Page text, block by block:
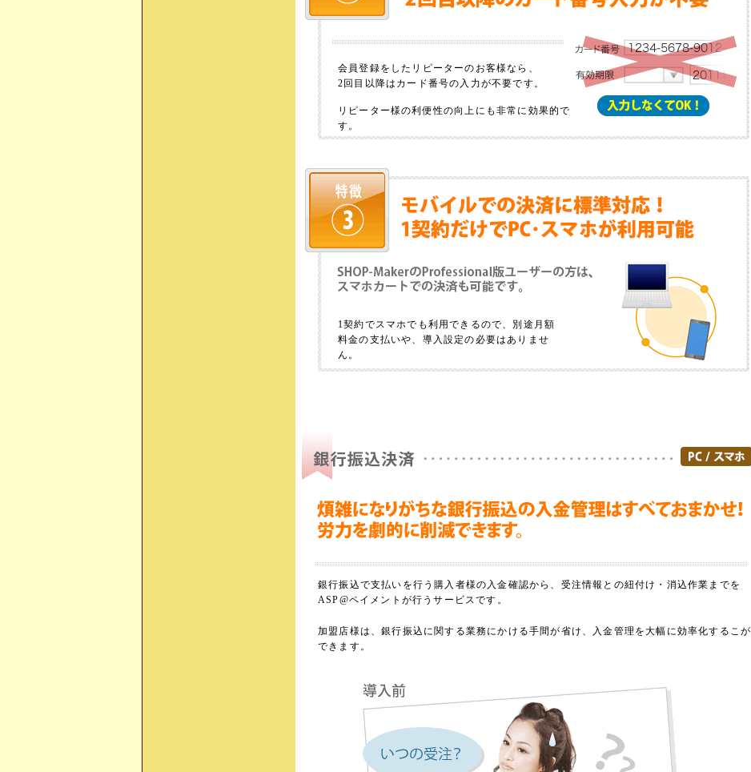
会員登録をしたリピーターのお客様なら、
2回目以降はカード番号の入力が不要です。
リピーター様の利便性の向上にも非常に効果的で
す。
1契約でスマホでも利用できるので、別途月額
料金の支払いや、導入設定の必要はありませ
ん。
銀行振込で支払いを行う購入者様の入金確認から、受注情報との紐付け・消込作業までを
ASP@ペイメントが行うサービスです。
加盟店様は、銀行振込に関する業務にかける手間が省け、入金管理を大幅に効率化するこが
できます。